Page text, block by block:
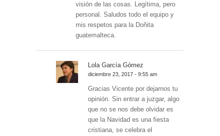
visión de las cosas. Legítima, pero
personal. Saludos todo el equipo y
mis respetos para la Doñita
guatemalteca.
Lola García Gómez
diciembre 23, 2017 - 9:55 am
Gracias Vicente por dejarnos tu
opinión. Sin entrar a juzgar, algo
que no se nos debe olvidar es
que la Navidad es una fiesta
cristiana, se celebra el